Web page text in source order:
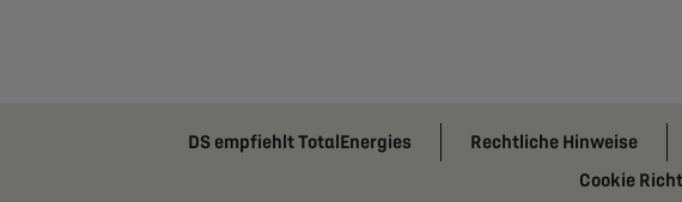
DS empfiehlt TotalEnergies Rechtliche Hinweise
Cookie